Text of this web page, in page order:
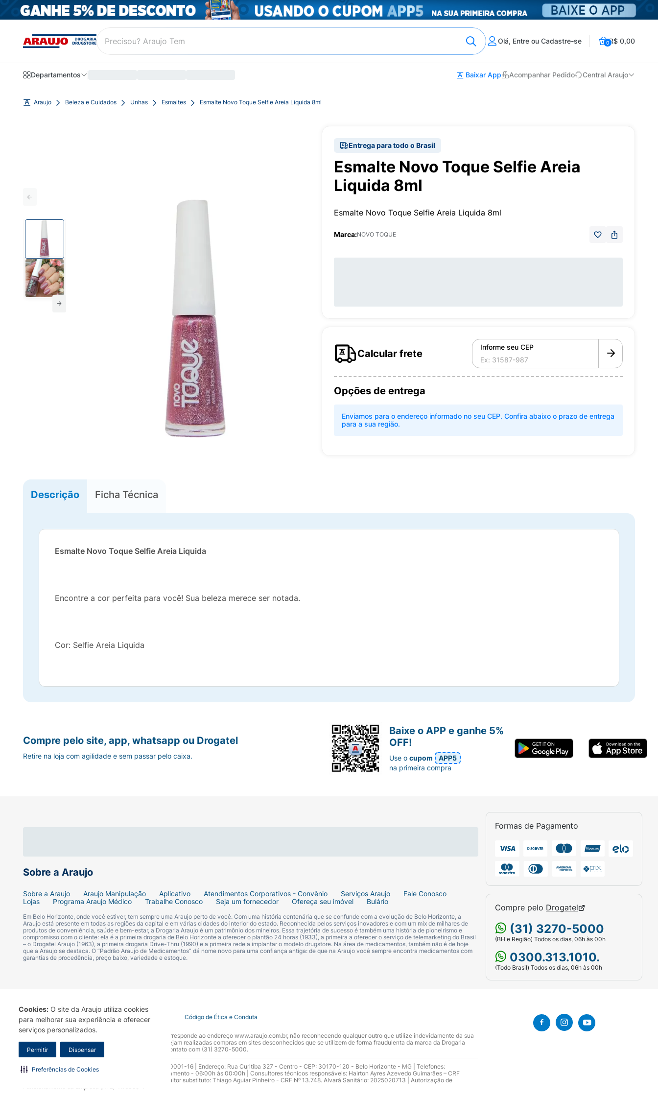
Cookies: O site da Araujo utiliza cookies
para melhorar sua experiência e oferecer
serviços personalizados.
Permitir Dispensar
Preferências de Cookies
Olá, Entre ou Cadastre-se 0R$ 0,00
Departamentos Baixar App Acompanhar Pedido Central Araujo
Araujo Beleza e Cuidados Unhas Esmaltes Esmalte Novo Toque Selfie Areia Liquida 8ml
Entrega para todo o Brasil
Esmalte Novo Toque Selfie Areia
Liquida 8ml
Esmalte Novo Toque Selfie Areia Liquida 8ml
Marca:NOVO TOQUE
Calcular frete
Informe seu CEP
Opções de entrega
Enviamos para o endereço informado no seu CEP. Confira abaixo o prazo de entrega
para a sua região.
Descrição Ficha Técnica
Esmalte Novo Toque Selfie Areia Liquida
Encontre a cor perfeita para você! Sua beleza merece ser notada.
Cor: Selfie Areia Liquida
Sobre a Araujo
Sobre a Araujo Araujo Manipulação Aplicativo Atendimentos Corporativos - Convênio Serviços Araujo
Fale Conosco
Lojas
Programa Araujo Médico Trabalhe Conosco Seja um fornecedor Ofereça seu imóvel Bulário
Em Belo Horizonte, onde você estiver, tem sempre uma Araujo perto de você. Com uma história centenária que se confunde com a evolução de Belo Horizonte, a
Araujo está presente em todas as regiões da capital e em várias cidades do interior do estado. Reconhecida pelos serviços inovadores e com um mix de milhares de
produtos de conveniência, saúde e bem-estar, a Drogaria Araujo é um patrimônio dos mineiros. Essa trajetória de sucesso é também uma história de pioneirismo e
compromisso com o cliente: ela é a primeira drogaria de Belo Horizonte a oferecer o plantão 24 horas (1933), a primeira a oferecer o serviço de telemarketing do Brasil
– o Drogatel Araujo (1963), a primeira drogaria Drive-Thru (1990) e a primeira rede a implantar o modelo drugstore. Na área de medicamentos, também não é de hoje
que a Araujo se destaca. O “Padrão Araujo de Medicamentos” dá nome novo para uma confiança antiga: de que na Araujo você sempre encontra medicamentos com
garantias de procedência, preço baixo, variedade e estoque.
Formas de Pagamento
Compre pelo Drogatel
(31) 3270-5000
(BH e Região) Todos os dias, 06h às 00h
0300.313.1010.
(Todo Brasil) Todos os dias, 06h às 00h
Compre pelo site, app, whatsapp ou Drogatel
Retire na loja com agilidade e sem passar pelo caixa.
Baixe o APP e ganhe 5%
OFF!
Use ocupom
APP5
na primeira compra
Termo de Uso Portal da Privacidade Covid-19 Código de Ética e Conduta
A Drogaria Araujo S/A informa que o seu site oficial corresponde ao endereço www.araujo.com.br, não reconhecendo qualquer outro que utilize indevidamente da sua
marca. Para sua segurança recomendamos que não sejam realizadas compras em sites desconhecidos que se utilizem de forma fraudulenta da marca da Drogaria
Araujo S.A. Em caso de dúvidas, gentileza entrar em contato com (31) 3270-5000.
Razão Social: Drogaria Araujo S.A | CNPJ: 17.256.512.0001-16 | Endereço: Rua Curitiba 327 - Centro - CEP: 30170-120 - Belo Horizonte - MG | Telefones:
0300.313.1010 e (31) 3270-5000 Horário de funcionamento - 06:00h às 00:00h | Consultores técnicos responsáveis: Hairton Ayres Azevedo Guimarães – CRF
10.965 | Yasmin Silva Alvarenga – CRF 52.584 - Consultor substituto: Thiago Aguiar Pinheiro - CRF Nº 13.748. Alvará Sanitário: 2025020713 | Autorização de
Funcionamento da Empresa (AFE): 7.16355-1